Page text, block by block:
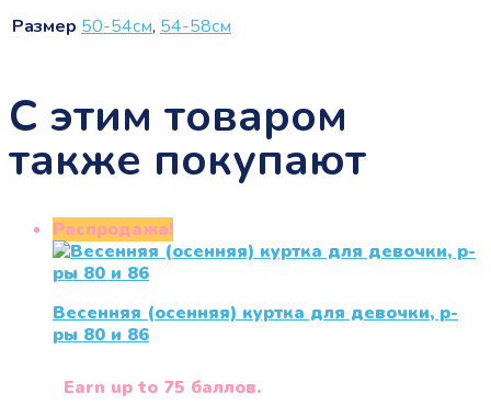
Размер 50-54см, 54-58см
С этим товаром
также покупают
Распродажа!
Весенняя (осенняя) куртка для девочки, р-
ры 80 и 86
Earn up to 75 баллов.